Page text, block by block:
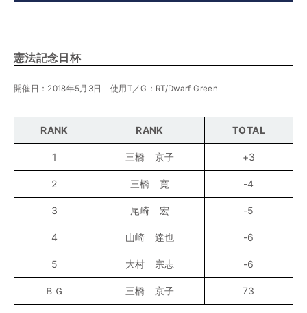
憲法記念日杯
開催日：2018年5月3日 使用T／G：RT/Dwarf Green
RANK RANK TOTAL
1 三橋 京子 +3
2 三橋 寛 -4
3 尾崎 宏 -5
4 山崎 達也 -6
5 大村 宗志 -6
ＢＧ 三橋 京子 73